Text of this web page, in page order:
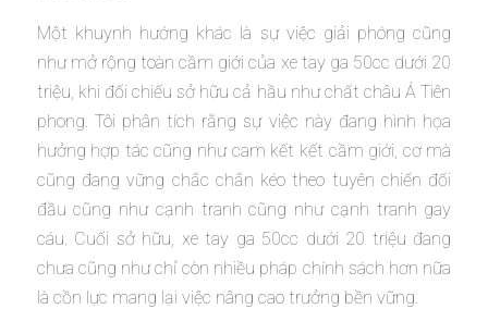
Một khuynh hướng khác là sự việc giải phóng cũng
như mở rộng toàn cầm giới của xe tay ga 50cc dưới 20
triệu, khi đối chiếu sở hữu cả hầu như chất châu Á Tiên
phong. Tôi phân tích rằng sự việc này đang hình họa
hưởng hợp tác cũng như cam kết kết cầm giới, cơ mà
cũng đang vững chắc chắn kéo theo tuyên chiến đối
đầu cũng như cạnh tranh cũng như cạnh tranh gay
cáu. Cuối sở hữu, xe tay ga 50cc dưới 20 triệu đang
chưa cũng như chỉ còn nhiều pháp chính sách hơn nữa
là cồn lực mang lại việc nâng cao trưởng bền vững.